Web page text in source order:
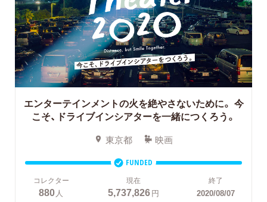
エンターテインメントの火を絶やさないために。 今
こそ、ドライブインシアターを一緒につくろう。
東京都 映画
FUNDED
コレクター
880 人
現在
5,737,826円
終了
2020/08/07